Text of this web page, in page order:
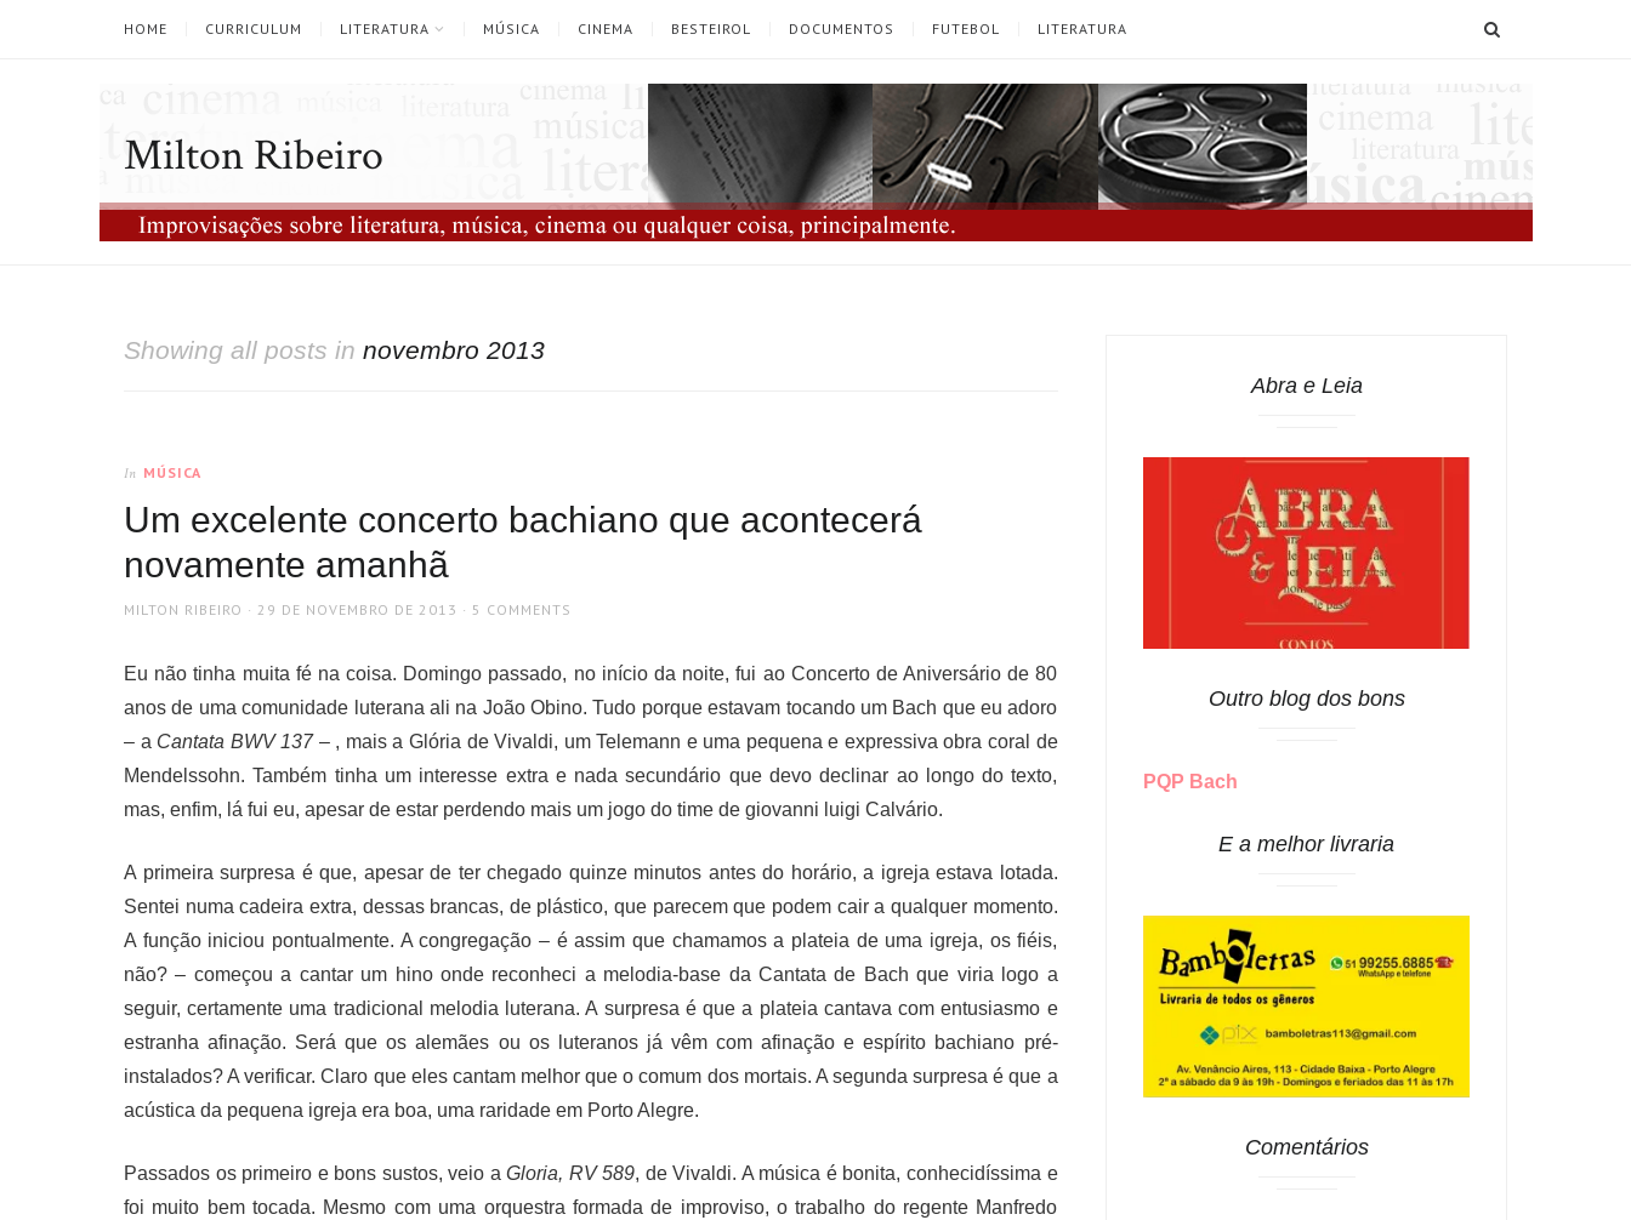
HOME CURRICULUM LITERATURA MÚSICA CINEMA BESTEIROL DOCUMENTOS FUTEBOL LITERATURA
Milton Ribeiro
Showing all posts in novembro 2013
In MÚSICA
Um excelente concerto bachiano que acontecerá
novamente amanhã
AUTHOR
MILTON RIBEIRO
POSTED
29 DE NOVEMBRO DE 2013 5 COMMENTS
Eu não tinha muita fé na coisa. Domingo passado, no início da noite, fui ao Concerto de Aniversário de 80
anos de uma comunidade luterana ali na João Obino. Tudo porque estavam tocando um Bach que eu adoro
– a Cantata BWV 137– , mais a Glória de Vivaldi, um Telemann e uma pequena e expressiva obra coral de
Mendelssohn. Também tinha um interesse extra e nada secundário que devo declinar ao longo do texto,
mas, enfim, lá fui eu, apesar de estar perdendo mais um jogo do time de giovanni luigi Calvário.
A primeira surpresa é que, apesar de ter chegado quinze minutos antes do horário, a igreja estava lotada.
Sentei numa cadeira extra, dessas brancas, de plástico, que parecem que podem cair a qualquer momento.
A função iniciou pontualmente. A congregação – é assim que chamamos a plateia de uma igreja, os fiéis,
não? – começou a cantar um hino onde reconheci a melodia-base da Cantata de Bach que viria logo a
seguir, certamente uma tradicional melodia luterana. A surpresa é que a plateia cantava com entusiasmo e
estranha afinação. Será que os alemães ou os luteranos já vêm com afinação e espírito bachiano pré-
instalados? A verificar. Claro que eles cantam melhor que o comum dos mortais. A segunda surpresa é que a
acústica da pequena igreja era boa, uma raridade em Porto Alegre.
Passados os primeiro e bons sustos, veio aGloria, RV 589, de Vivaldi. A música é bonita, conhecidíssima e
foi muito bem tocada. Mesmo com uma orquestra formada de improviso, o trabalho do regente Manfredo
Abra e Leia
Outro blog dos bons
PQP Bach
E a melhor livraria
Comentários